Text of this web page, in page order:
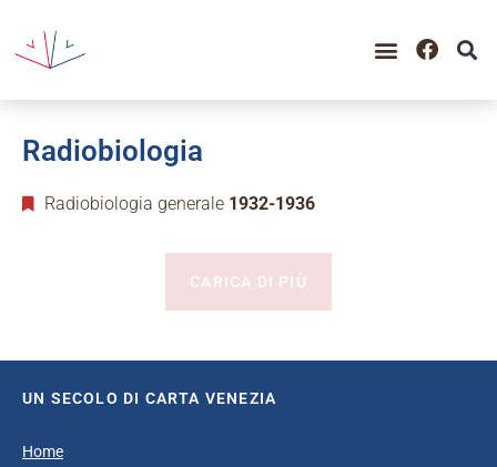
Radiobiologia
Radiobiologia generale 1932-1936
CARICA DI PIÙ
UN SECOLO DI CARTA VENEZIA
Home